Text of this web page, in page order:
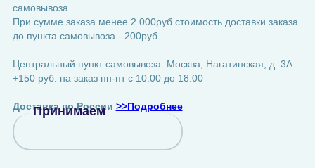
самовывоза
При сумме заказа менее 2 000руб стоимость доставки заказа
до пункта самовывоза - 200руб.
Центральный пункт самовывоза: Москва, Нагатинская, д. 3А
+150 руб. на заказ пн-пт с 10:00 до 18:00
Доставка по России >>Подробнее
Принимаем